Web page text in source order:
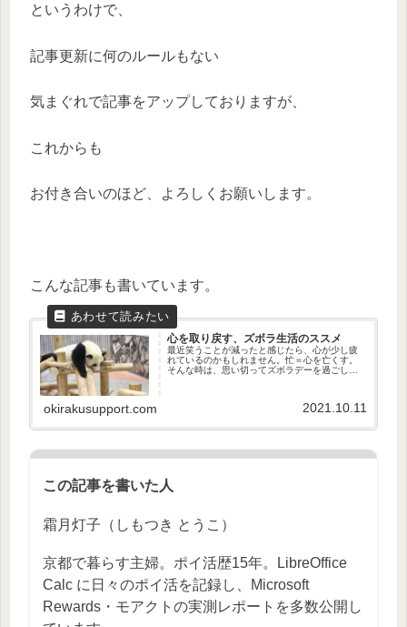
というわけで、
記事更新に何のルールもない
気まぐれで記事をアップしておりますが、
これからも
お付き合いのほど、よろしくお願いします。
こんな記事も書いています。
心を取り戻す、ズボラ生活のススメ
最近笑うことが減ったと感じたら、心が少し疲
れているのかもしれません。忙＝心を亡くす。
そんな時は、思い切ってズボラデーを過ごして
okirakusupport.com 2021.10.11
この記事を書いた人
霜月灯子（しもつき とうこ）
京都で暮らす主婦。ポイ活歴15年。LibreOffice
Calc に日々のポイ活を記録し、Microsoft
Rewards・モアクトの実測レポートを多数公開し